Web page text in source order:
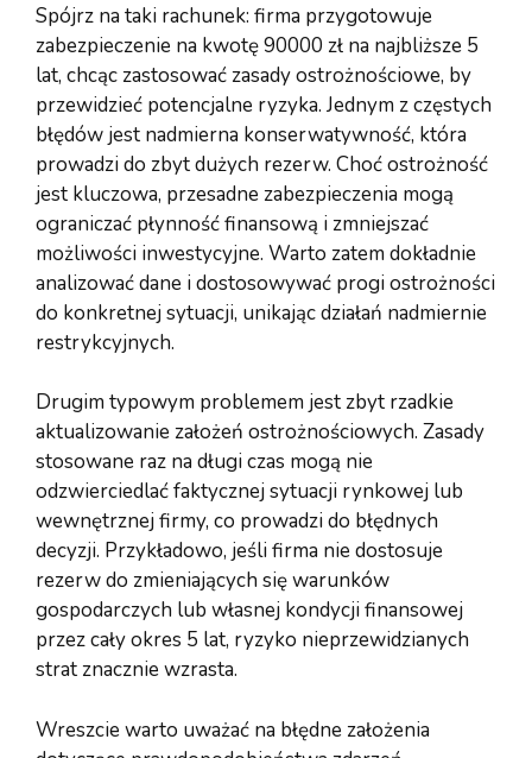
Spójrz na taki rachunek: firma przygotowuje
zabezpieczenie na kwotę 90000 zł na najbliższe 5
lat, chcąc zastosować zasady ostrożnościowe, by
przewidzieć potencjalne ryzyka. Jednym z częstych
błędów jest nadmierna konserwatywność, która
prowadzi do zbyt dużych rezerw. Choć ostrożność
jest kluczowa, przesadne zabezpieczenia mogą
ograniczać płynność finansową i zmniejszać
możliwości inwestycyjne. Warto zatem dokładnie
analizować dane i dostosowywać progi ostrożności
do konkretnej sytuacji, unikając działań nadmiernie
restrykcyjnych.
Drugim typowym problemem jest zbyt rzadkie
aktualizowanie założeń ostrożnościowych. Zasady
stosowane raz na długi czas mogą nie
odzwierciedlać faktycznej sytuacji rynkowej lub
wewnętrznej firmy, co prowadzi do błędnych
decyzji. Przykładowo, jeśli firma nie dostosuje
rezerw do zmieniających się warunków
gospodarczych lub własnej kondycji finansowej
przez cały okres 5 lat, ryzyko nieprzewidzianych
strat znacznie wzrasta.
Wreszcie warto uważać na błędne założenia